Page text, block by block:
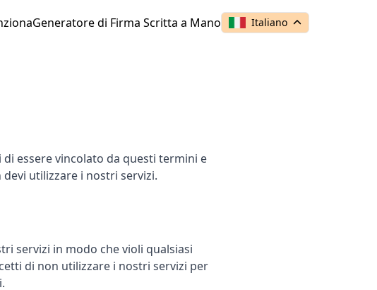
Generatore di Firma Scritta a Mano Italiano
essere vincolato da questi termini e
utilizzare i nostri servizi.
servizi in modo che violi qualsiasi
di non utilizzare i nostri servizi per